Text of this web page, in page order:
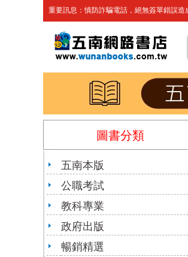
重要訊息：慎防詐騙電話，絕無簽單錯誤造
圖書分類
五南本版
公職考試
教科專業
政府出版
暢銷精選